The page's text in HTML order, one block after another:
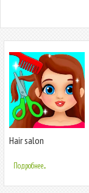
Hair salon
Подробнее...